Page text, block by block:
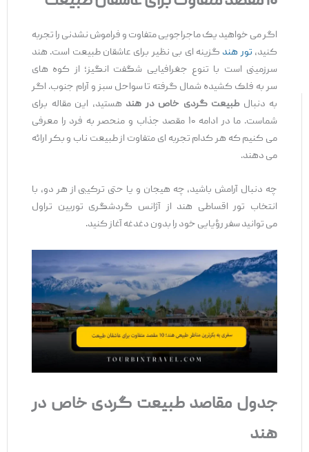
اگر می ‌خواهید یک ماجراجویی متفاوت و فراموش ‌نشدنی را تجربه
کنید،تور هندگزینه ‌ای بی ‌نظیر برای عاشقان طبیعت است. هند
سرزمینی است با تنوع جغرافیایی شگفت ‌انگیز؛ از کوه‌ های
سر به فلک‌ کشیده شمال گرفته تا سواحل سبز و آرام جنوب. اگر
به دنبالطبیعت‌ گردی خاص در هندهستید، این مقاله برای
شماست. ما در ادامه ۱۰ مقصد جذاب و منحصر به ‌فرد را معرفی
می ‌کنیم که هر کدام تجربه ‌ای متفاوت از طبیعت ناب و بکر ارائه
می‌ دهند.
چه دنبال آرامش باشید، چه هیجان و یا حتی ترکیبی از هر دو، با
انتخاب تور اقساطی هند از آژانس گردشگری توربین تراول
می ‌توانید سفر رؤیایی خود را بدون دغدغه آغاز کنید.
جدول مقاصد طبیعت‌ گردی خاص در
هند